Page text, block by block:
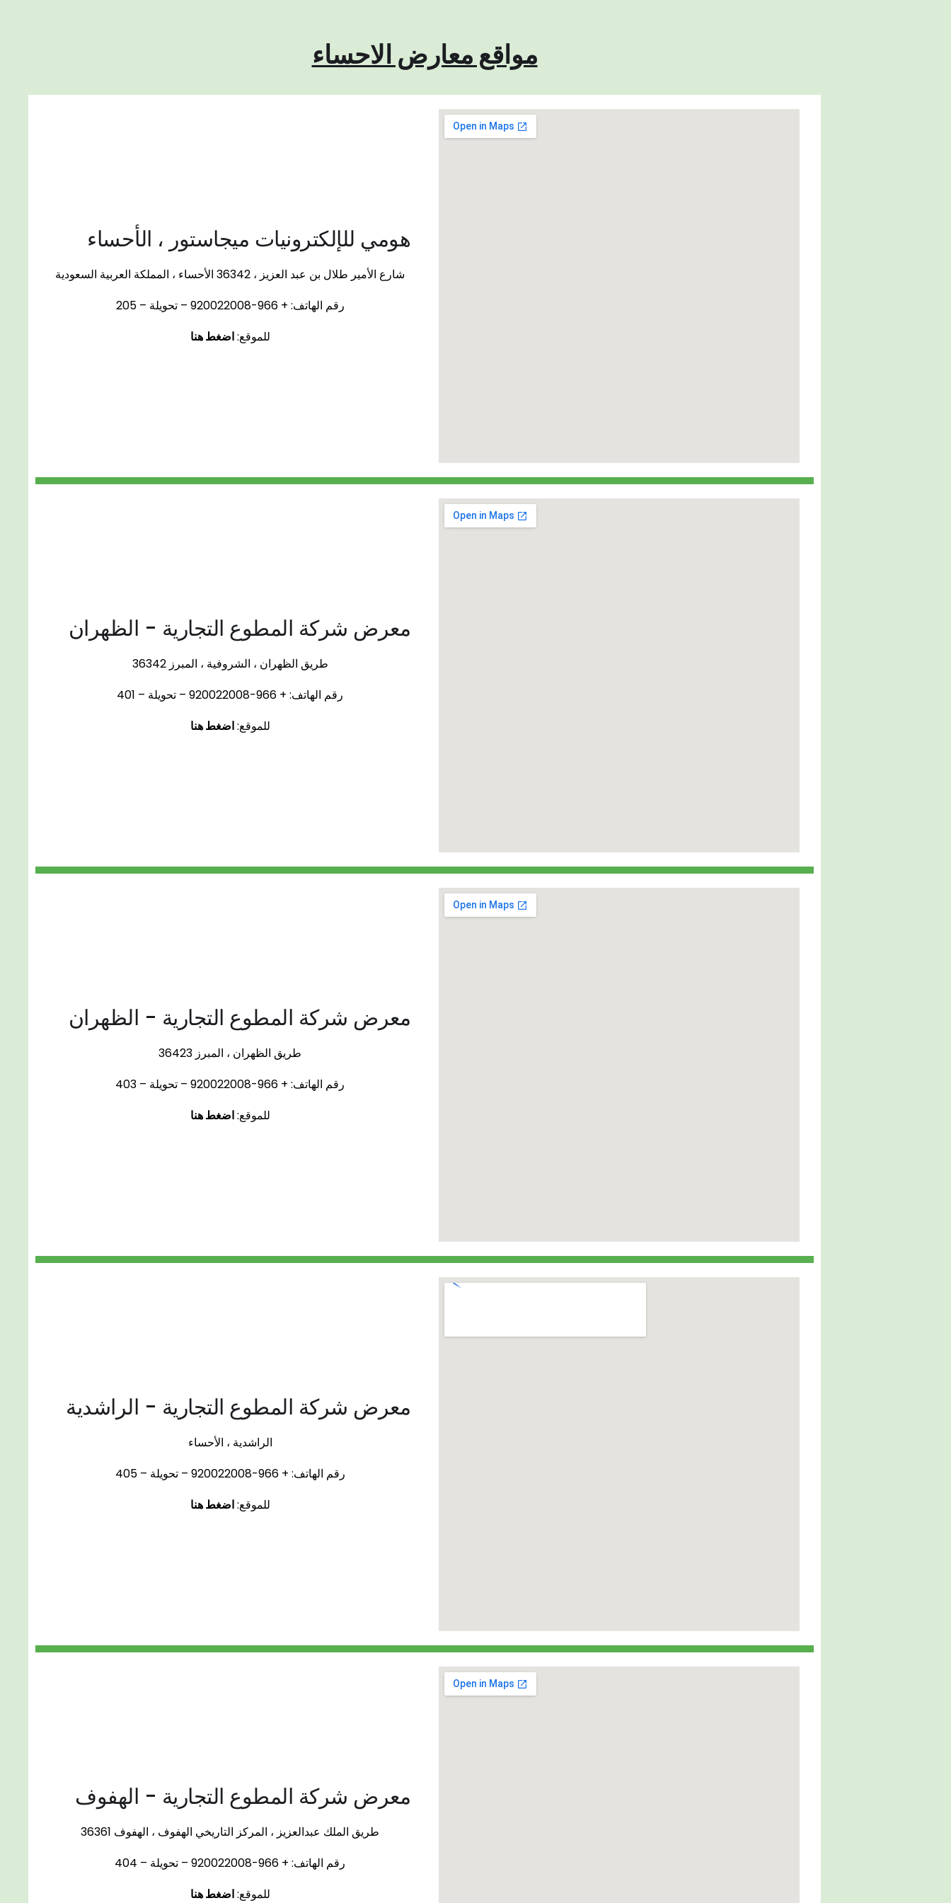
مواقع معارض الاحساء
هومي للإلكترونيات ميجاستور ، الأحساء
شارع الأمير طلال بن عبد العزيز ، 36342 الأحساء ، المملكة العربية السعودية
رقم الهاتف: + 966-920022008 – تحويلة – 205
للموقع:اضغط هنا
معرض شركة المطوع التجارية - الظهران
طريق الظهران ، الشروفية ، المبرز 36342
رقم الهاتف: + 966-920022008 – تحويلة – 401
للموقع:اضغط هنا
معرض شركة المطوع التجارية - الظهران
طريق الظهران ، المبرز 36423
رقم الهاتف: + 966-920022008 – تحويلة – 403
للموقع:اضغط هنا
معرض شركة المطوع التجارية - الراشدية
الراشدية ، الأحساء
رقم الهاتف: + 966-920022008 – تحويلة – 405
للموقع:اضغط هنا
معرض شركة المطوع التجارية - الهفوف
طريق الملك عبدالعزيز ، المركز التاريخي الهفوف ، الهفوف 36361
رقم الهاتف: + 966-920022008 – تحويلة – 404
للموقع:اضغط هنا